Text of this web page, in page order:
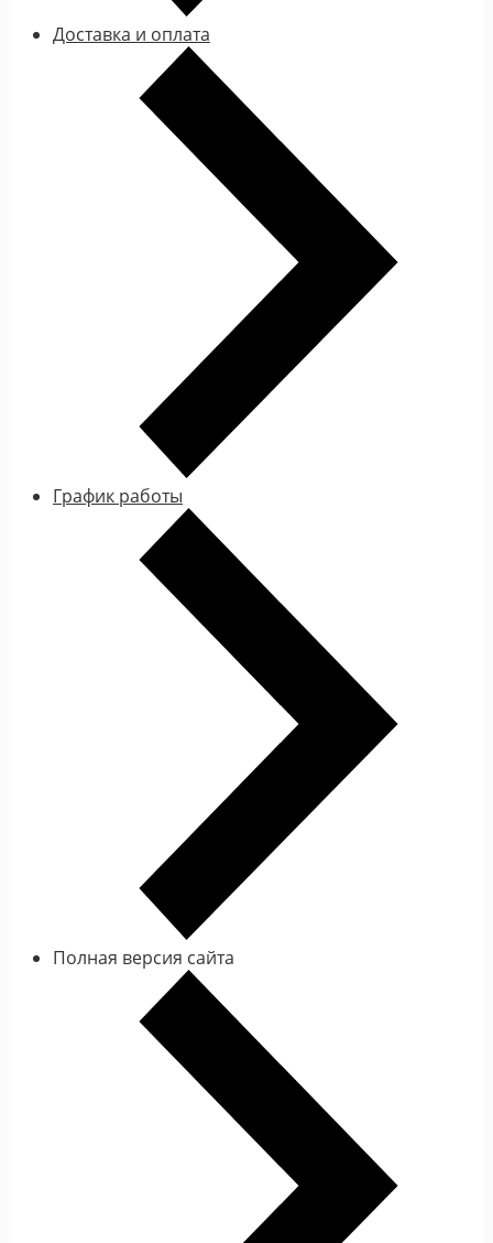
Доставка и оплата
График работы
Полная версия сайта